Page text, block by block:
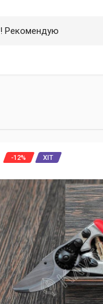
Рекомендую
-12% ХІТ